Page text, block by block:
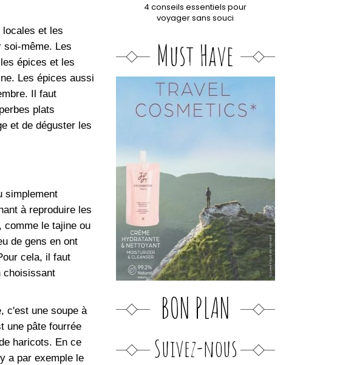
et les
soi-même. Les
épices et les
Les épices aussi
Il faut
plats
et de déguster les
simplement
à reproduire les
comme le tajine ou
de gens en ont
cela, il faut
choisissant
c'est une soupe à
une pâte fourrée
haricots. En ce
a par exemple le
4 conseils essentiels pour
voyager sans souci
Must Have
BON PLAN
Suivez-nous